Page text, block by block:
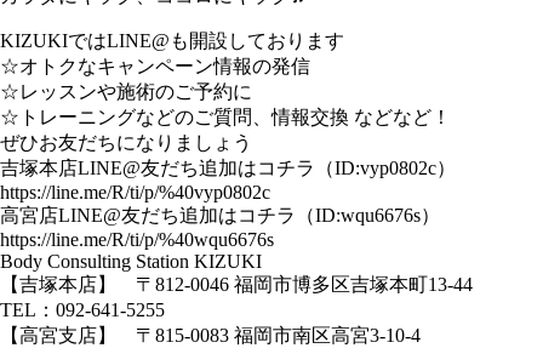
KIZUKIではLINE@も開設しております
☆オトクなキャンペーン情報の発信
☆レッスンや施術のご予約に
☆トレーニングなどのご質問、情報交換 などなど！
ぜひお友だちになりましょう
吉塚本店LINE@友だち追加はコチラ（ID:vyp0802c）
https://line.me/R/ti/p/%40vyp0802c
高宮店LINE@友だち追加はコチラ（ID:wqu6676s）
https://line.me/R/ti/p/%40wqu6676s
Body Consulting Station KIZUKI
【吉塚本店】 〒812-0046 福岡市博多区吉塚本町13-44
TEL：092-641-5255
【高宮支店】 〒815-0083 福岡市南区高宮3-10-4